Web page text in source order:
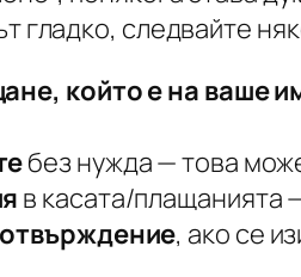
гладко, следвайте
който е на ваше
без нужда — това
в касата/плащанията
, ако се